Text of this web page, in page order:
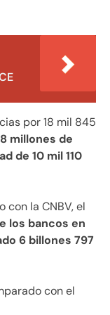
por 18 mil 845
millones de
de 10 mil 110
con la CNBV, el
los bancos en
6 billones 797
con el